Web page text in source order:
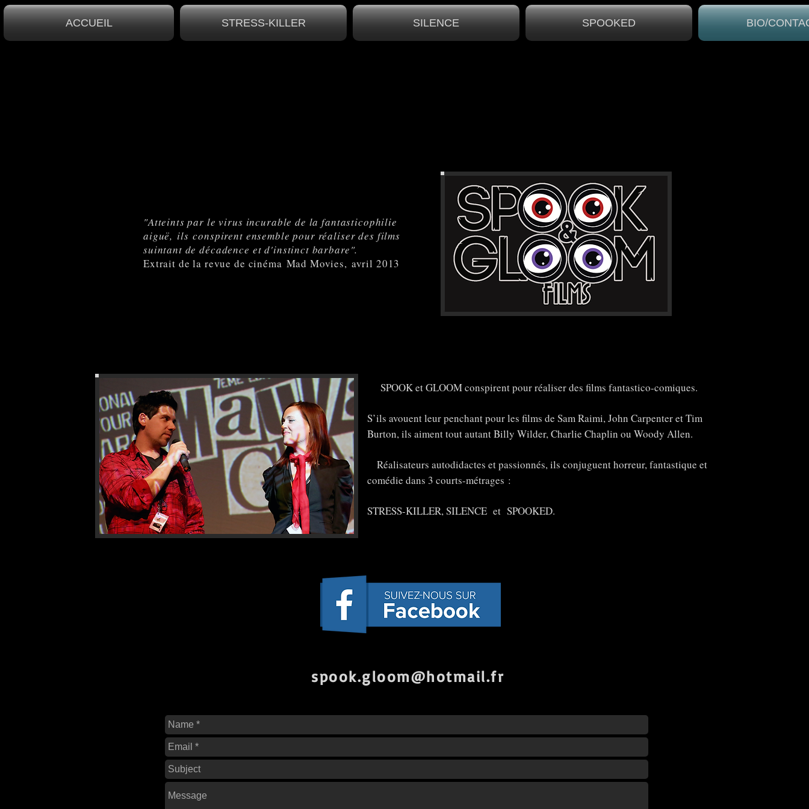
ACCUEIL STRESS-KILLER SILENCE SPOOKED BIO/
"Atteints par le virus incurable de la fantasticophilie
aiguë, ilsconspirent ensemble pour réaliser des films
suintant de décadence et d'instinct barbare".
Extrait de la revue de cinéma Mad Movies, avril 2013
SPOOK et GLOOM conspirent pour réaliser des films fantastico-comiques.
S’ils avouent leur penchant pour les films de Sam Raimi, John Carpenter et Tim
Burton, ils aiment tout autant Billy Wilder, Charlie Chaplin ou Woody Allen.
Réalisateurs autodidactes et passionnés, ils conjuguent horreur, fantastique et
comédie dans 3 courts-métrages :
STRESS-KILLER, SILENCE et SPOOKED.
spook.gloom@hotmail.fr